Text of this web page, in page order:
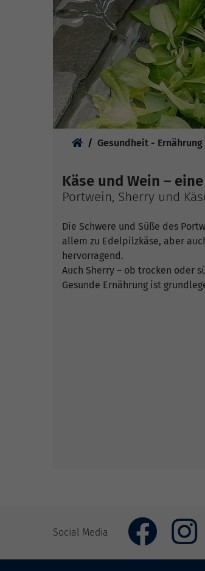
Gesundheit - Ernährung
Käse und Wein –
Portwein, Sherry und
Die Schwere und Süße des
allem zu Edelpilzkäse, aber
hervorragend.
Auch Sherry – ob trocken oder
Gesunde Ernährung ist
Social Media